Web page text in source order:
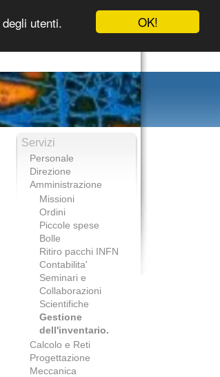
OK!
utenti.
Servizi
Personale
Direzione
Amministrazione
Missioni
Ordini
Piccole spese
Bolle
Ritiro pacchi INFN
Contabilita'
Seminari e
Collaborazioni
Scientifiche
Gestione
dell'inventario.
Calcolo e Reti
Progettazione
Meccanica